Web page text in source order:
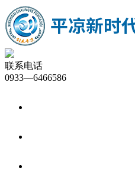
联系电话
0933—6466586